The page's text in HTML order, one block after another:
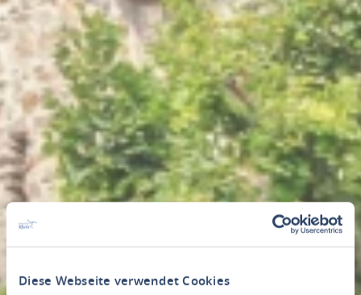
Diese Webseite verwendet Cookies